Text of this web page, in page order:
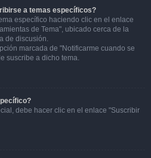
a temas específicos?
específico haciendo clic en el enlace
de Tema", ubicado cerca de la
de discusión.
marcada de "Notificarme cuando se
suscribe a dicho tema.
debe hacer clic en el enlace "Suscribir